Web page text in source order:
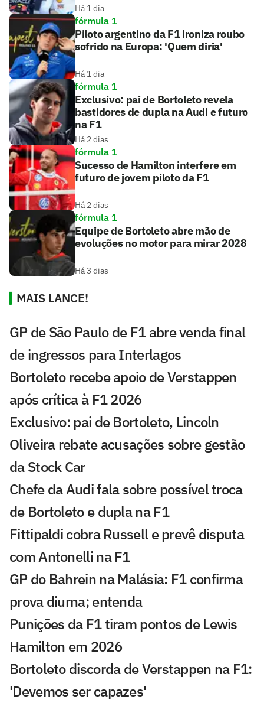
Há 1 dia
fórmula 1
Piloto argentino da F1 ironiza roubo
sofrido na Europa: 'Quem diria'
Há 1 dia
fórmula 1
Exclusivo: pai de Bortoleto revela
bastidores de dupla na Audi e futuro
na F1
Há 2 dias
fórmula 1
Sucesso de Hamilton interfere em
futuro de jovem piloto da F1
Há 2 dias
fórmula 1
Equipe de Bortoleto abre mão de
evoluções no motor para mirar 2028
Há 3 dias
MAIS LANCE!
GP de São Paulo de F1 abre venda final
de ingressos para Interlagos
Bortoleto recebe apoio de Verstappen
após crítica à F1 2026
Exclusivo: pai de Bortoleto, Lincoln
Oliveira rebate acusações sobre gestão
da Stock Car
Chefe da Audi fala sobre possível troca
de Bortoleto e dupla na F1
Fittipaldi cobra Russell e prevê disputa
com Antonelli na F1
GP do Bahrein na Malásia: F1 confirma
prova diurna; entenda
Punições da F1 tiram pontos de Lewis
Hamilton em 2026
Bortoleto discorda de Verstappen na F1:
'Devemos ser capazes'